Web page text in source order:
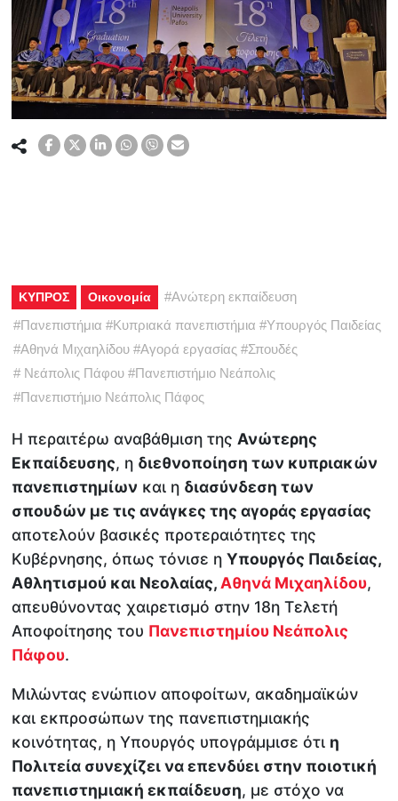
ΚΥΠΡΟΣ Οικονομία #Ανώτερη εκπαίδευση
#Πανεπιστήμια #Κυπριακά πανεπιστήμια #Υπουργός Παιδείας
#Αθηνά Μιχαηλίδου #Αγορά εργασίας #Σπουδές
# Νεάπολις Πάφου #Πανεπιστήμιο Νεάπολις
#Πανεπιστήμιο Νεάπολις Πάφος
Η περαιτέρω αναβάθμιση της Ανώτερης
Εκπαίδευσης, η διεθνοποίηση των κυπριακών
πανεπιστημίων και η διασύνδεση των
σπουδών με τις ανάγκες της αγοράς εργασίας
αποτελούν βασικές προτεραιότητες της
Κυβέρνησης, όπως τόνισε ηΥπουργός Παιδείας,
Αθλητισμού και Νεολαίας, Αθηνά Μιχαηλίδου,
απευθύνοντας χαιρετισμό στην 18η Τελετή
Αποφοίτησης του Πανεπιστημίου Νεάπολις
Πάφου.
Μιλώντας ενώπιον αποφοίτων, ακαδημαϊκών
και εκπροσώπων της πανεπιστημιακής
κοινότητας, η Υπουργός υπογράμμισε ότι η
Πολιτεία συνεχίζει να επενδύει στην ποιοτική
πανεπιστημιακή εκπαίδευση, με στόχο να